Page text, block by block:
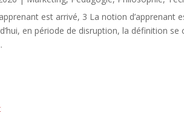
est arrivé, 3 La notion
en période de disruption, la définition se